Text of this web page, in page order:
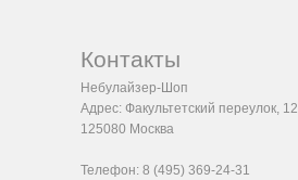
Контакты
Небулайзер-Шоп
Адрес: Факультетский переулок, 12
125080 Москва
Телефон: 8 (495) 369-24-31